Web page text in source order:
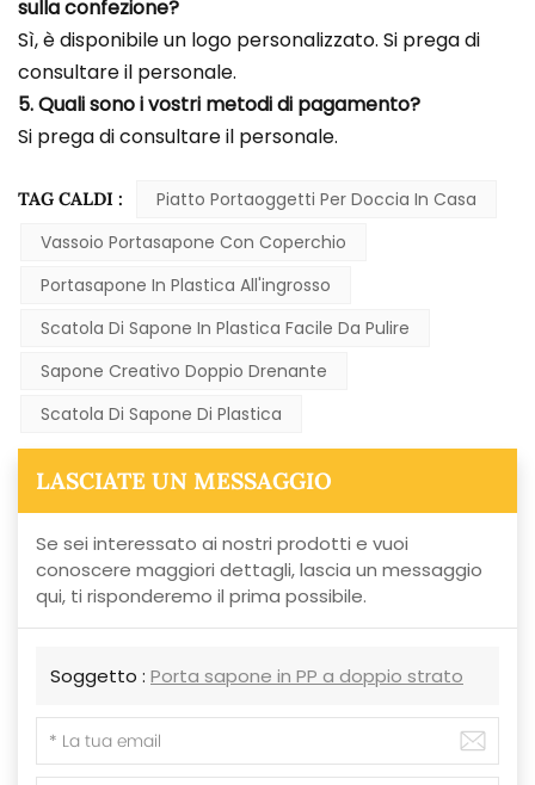
sulla confezione?
Sì, è disponibile un logo personalizzato. Si prega di
consultare il personale.
5. Quali sono i vostri metodi di pagamento?
Si prega di consultare il personale.
TAG CALDI :
Piatto Portaoggetti Per Doccia In Casa
Vassoio Portasapone Con Coperchio
Portasapone In Plastica All'ingrosso
Scatola Di Sapone In Plastica Facile Da Pulire
Sapone Creativo Doppio Drenante
Scatola Di Sapone Di Plastica
LASCIATE UN MESSAGGIO
Se sei interessato ai nostri prodotti e vuoi
conoscere maggiori dettagli, lascia un messaggio
qui, ti risponderemo il prima possibile.
Soggetto : Porta sapone in PP a doppio strato